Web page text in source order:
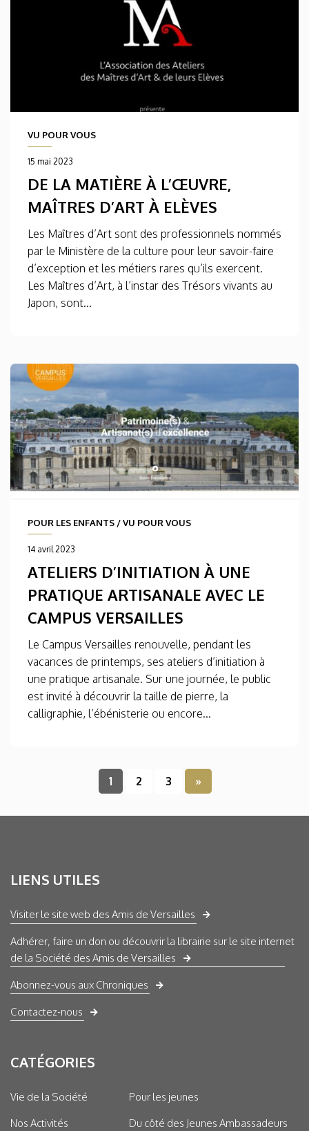
VU POUR VOUS
15 mai 2023
DE LA MATIÈRE À L’ŒUVRE,
MAÎTRES D’ART À ELÈVES
Les Maîtres d’Art sont des professionnels nommés
par le Ministère de la culture pour leur savoir-faire
d’exception et les métiers rares qu’ils exercent.
Les Maîtres d’Art, à l’instar des Trésors vivants au
Japon, sont...
POUR LES ENFANTS /VU POUR VOUS
14 avril 2023
ATELIERS D’INITIATION À UNE
PRATIQUE ARTISANALE AVEC LE
CAMPUS VERSAILLES
Le Campus Versailles renouvelle, pendant les
vacances de printemps, ses ateliers d’initiation à
une pratique artisanale. Sur une journée, le public
est invité à découvrir la taille de pierre, la
calligraphie, l’ébénisterie ou encore...
1 2 3 »
LIENS UTILES
Visiter le site web des Amis de Versailles
Adhérer, faire un don ou découvrir la librairie sur le site internet
de la Société des Amis de Versailles
Abonnez-vous aux Chroniques
Contactez-nous
CATÉGORIES
Vie de la Société
Nos Activités
Pour les jeunes
Du côté des Jeunes Ambassadeurs